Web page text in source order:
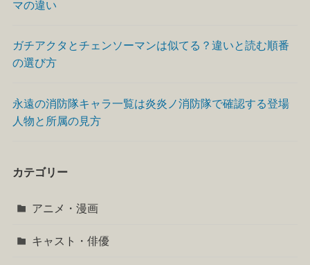
マの違い
ガチアクタとチェンソーマンは似てる？違いと読む順番
の選び方
永遠の消防隊キャラ一覧は炎炎ノ消防隊で確認する登場
人物と所属の見方
カテゴリー
アニメ・漫画
キャスト・俳優